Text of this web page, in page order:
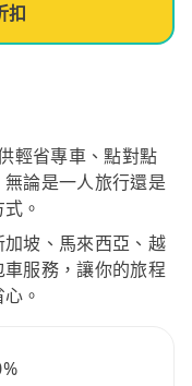
扣
輕省專車、點對點
論是一人旅行還是
。
坡、馬來西亞、越
服務，讓你的旅程
。